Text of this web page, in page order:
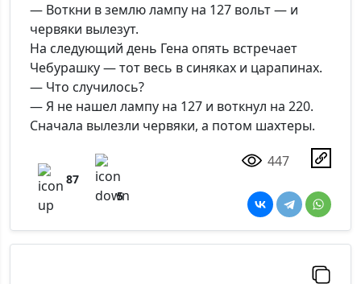
— Воткни в землю лампу на 127 вольт — и
червяки вылезут.
На следующий день Гена опять встречает
Чебурашку — тот весь в синяках и царапинах.
— Что случилось?
— Я не нашел лампу на 127 и воткнул на 220.
Сначала вылезли червяки, а потом шахтеры.
87
5
447